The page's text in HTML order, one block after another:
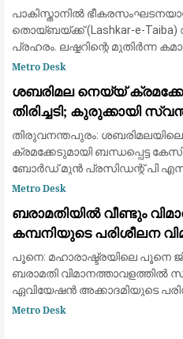
പാകിസ്താനിൽ
തൊയ്ബയ്ക്ക് (Lashkar-e-Taiba)
പ്രഹരം. ലഷ്കറിന്റെ മുതിർന്ന
ഹാഫിസ് സയീദിന്റെ അടുത്ത
Aziz)
Metro Desk
ശബരിമല നെയ്യ്
തിരിച്ചടി; കുരുക്കായി
തിരുവനന്തപുരം:
ക്രമക്കേടുമായി ബന്ധപ്പെട്ട
ബോർഡ് മുൻ പ്രസിഡന്റ് പി എസ്
മുൻ അംഗം എ അജികുമാറിനും
വിജിലൻസ് പ്
Metro Desk
ബരാമതിയിൽ വീണ്ടും
കമ്പനിയുടെ പരിശീലന
ആളപായമില്ല
പൂനെ: മഹാരാഷ്ട്രയിലെ പൂനെ
ബരാമതി വിമാനത്താവളത്തിൽ
ഏവിയേഷൻ അക്കാദമിയുടെ
തകർന്നുവീണു. കാർവർ
Metro Desk